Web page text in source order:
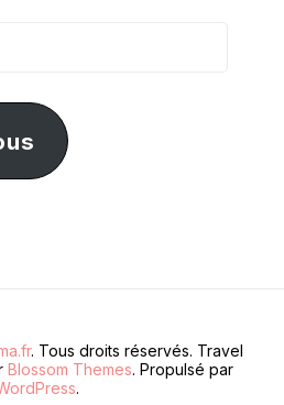
. Tous droits réservés. Travel
Blossom Themes. Propulsé par
.